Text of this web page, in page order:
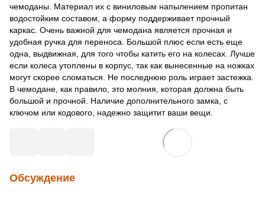
чемоданы. Материал их с виниловым напылением пропитан
водостойким составом, а форму поддерживает прочный
каркас. Очень важной для чемодана является прочная и
удобная ручка для переноса. Большой плюс если есть еще
одна, выдвижная, для того чтобы катить его на колесах. Лучше
если колеса утоплены в корпус, так как вынесенные на ножках
могут скорее сломаться. Не последнюю роль играет застежка.
В чемодане, как правило, это молния, которая должна быть
большой и прочной. Наличие дополнительного замка, с
ключом или кодового, надежно защитит ваши вещи.
Обсуждение